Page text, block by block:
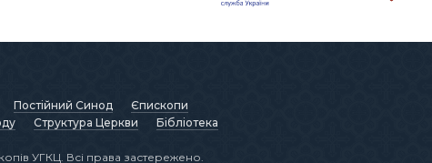
Постійний Синод
Єпископи
Структура Церкви Бібліотека
УГКЦ. Всі права застережено.